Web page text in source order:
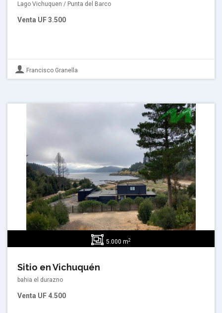
Lago Vichuquen / Punta del Barco
Venta UF 3.500
Francisco Granella
5.000 m2
Sitio en Vichuquén
bahia el durazno
Venta UF 4.500